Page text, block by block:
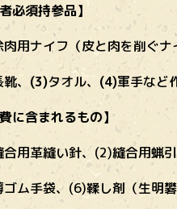
必須持参品】
肉用ナイフ（皮と肉を削ぐナ
、 (3)タオル、 (4)軍手など
費に含まれるもの】
用革縫い針、(2)縫合用蝋
ム手袋、(6)鞣し剤（生明